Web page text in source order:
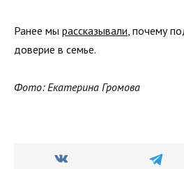
Ранее мы рассказывали , почему
доверие в семье.
Фото: Екатерина Громова